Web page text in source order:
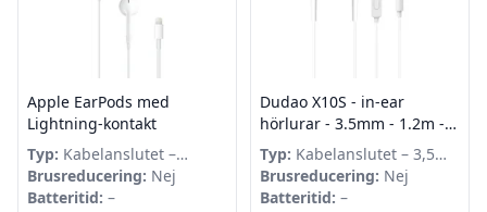
Apple EarPods med
Lightning-kontakt
Typ: Kabelanslutet –
Lightning
Brusreducering: Nej
Batteritid: –
Dudao X10S - in-ear
hörlurar - 3.5mm - 1.2m -
Vit
Typ: Kabelanslutet – 3,5
mm
Brusreducering: Nej
Batteritid: –